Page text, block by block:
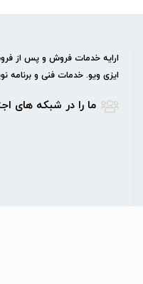
ارایه خدمات فروش و پس از
ایزی ویو. خدمات فنی و برنامه
ما را در شبكه های